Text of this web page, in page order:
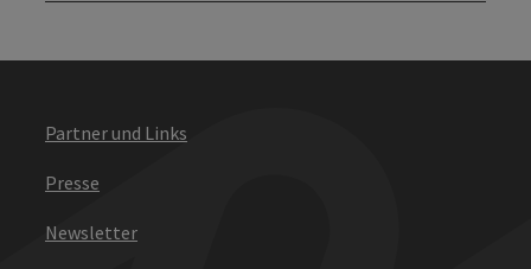
Partner und Links
Presse
Newsletter